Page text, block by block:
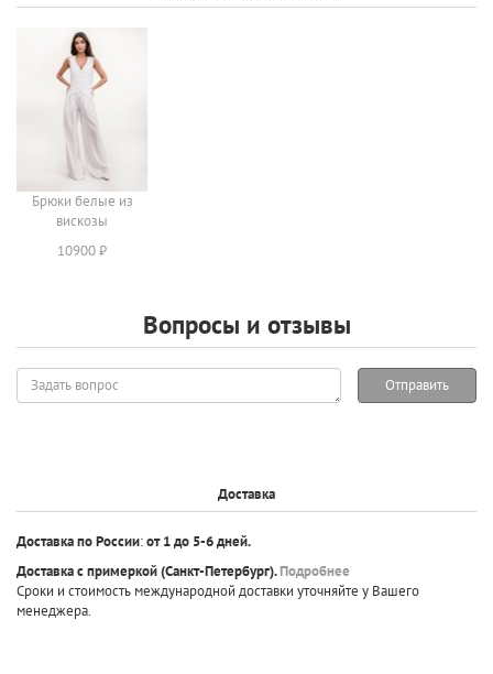
Брюки белые из
вискозы
10900 ₽
Вопросы и отзывы
Задать
вопрос
Отправить
Доставка
Доставка по России:от 1 до 5-6 дней.
Доставка с примеркой(Санкт-Петербург).Подробнее
Сроки и стоимость международной доставки уточняйте у Вашего
менеджера.